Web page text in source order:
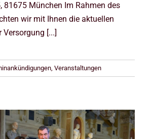
81675 München Im Rahmen des
wir mit Ihnen die aktuellen
[...]
, Veranstaltungen